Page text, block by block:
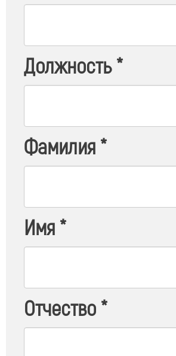
Должность*
Фамилия *
Имя *
Отчество *